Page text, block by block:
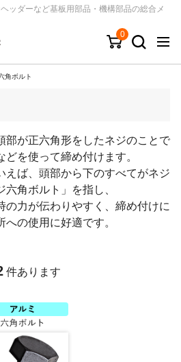
ッダーなど基板用部品・機構部品の総合メ
0
角ボルト
部が正六角形をしたネジのことで
を使って締め付けます。
えば、頭部から下のすべてがネジ
角ボルト」を指し、
の力が伝わりやすく、締め付けに
の使用に好適です。
件あります